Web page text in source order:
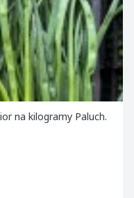
na kilogramy Paluch.